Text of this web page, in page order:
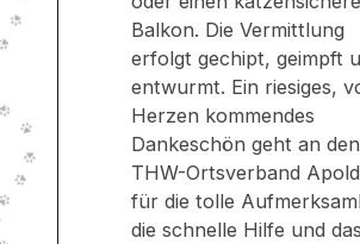
Balkon. Die Vermittlung
erfolgt gechipt, geimpft
entwurmt. Ein riesiges,
Herzen kommendes
Dankeschön geht an den
THW-Ortsverband
für die tolle
die schnelle Hilfe und das